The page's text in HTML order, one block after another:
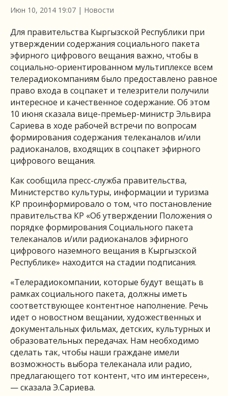
Июн 10, 2014 19:07 | Новости
Для правительства Кыргызской Республики при
утверждении содержания социального пакета
эфирного цифрового вещания важно, чтобы в
социально-ориентированном мультиплексе всем
телерадиокомпаниям было предоставлено равное
право входа в соцпакет и телезрители получили
интересное и качественное содержание. Об этом
10 июня сказала вице-премьер-министр Эльвира
Сариева в ходе рабочей встречи по вопросам
формирования содержания телеканалов и/или
радиоканалов, входящих в соцпакет эфирного
цифрового вещания.
Как сообщила пресс-служба правительства,
Министерство культуры, информации и туризма
КР проинформировало о том, что постановление
правительства КР «Об утверждении Положения о
порядке формирования Социального пакета
телеканалов и/или радиоканалов эфирного
цифрового наземного вещания в Кыргызской
Республике» находится на стадии подписания.
«Телерадиокомпании, которые будут вещать в
рамках социального пакета, должны иметь
соответствующее контентное наполнение. Речь
идет о новостном вещании, художественных и
документальных фильмах, детских, культурных и
образовательных передачах. Нам необходимо
сделать так, чтобы наши граждане имели
возможность выбора телеканала или радио,
предлагающего тот контент, что им интересен»,
— сказала Э.Сариева.